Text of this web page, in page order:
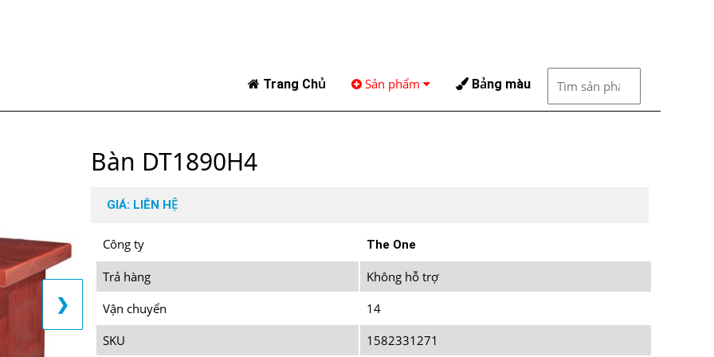
Trang Chủ Sản phẩm Bảng màu
❯
Bàn DT1890H4
GIÁ: LIÊN HỆ
Công ty The One
Trả hàng
Không hỗ trợ
Vận chuyển
14
SKU
1582331271